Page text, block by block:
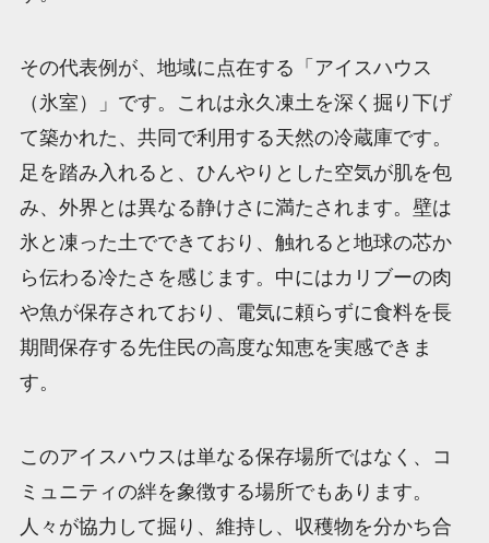
その代表例が、地域に点在する「アイスハウス
（氷室）」です。これは永久凍土を深く掘り下げ
て築かれた、共同で利用する天然の冷蔵庫です。
足を踏み入れると、ひんやりとした空気が肌を包
み、外界とは異なる静けさに満たされます。壁は
氷と凍った土でできており、触れると地球の芯か
ら伝わる冷たさを感じます。中にはカリブーの肉
や魚が保存されており、電気に頼らずに食料を長
期間保存する先住民の高度な知恵を実感できま
す。
このアイスハウスは単なる保存場所ではなく、コ
ミュニティの絆を象徴する場所でもあります。
人々が協力して掘り、維持し、収穫物を分かち合